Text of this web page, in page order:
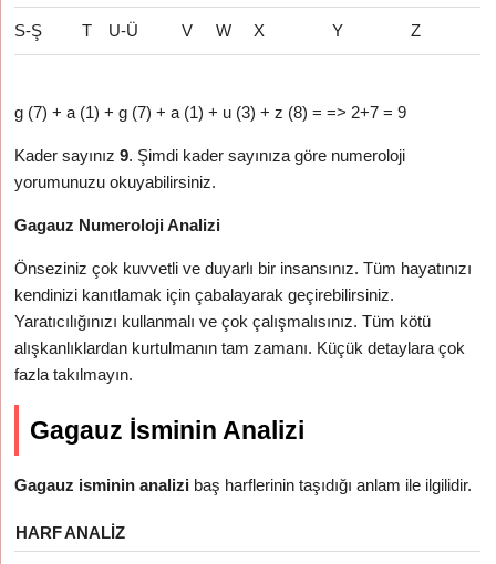
S-Ş T U-Ü V W X Y Z
g (7) + a (1) + g (7) + a (1) + u (3) + z (8) = => 2+7 = 9
Kader sayınız9. Şimdi kader sayınıza göre numeroloji
yorumunuzu okuyabilirsiniz.
Gagauz Numeroloji Analizi
Önseziniz çok kuvvetli ve duyarlı bir insansınız. Tüm hayatınızı
kendinizi kanıtlamak için çabalayarak geçirebilirsiniz.
Yaratıcılığınızı kullanmalı ve çok çalışmalısınız. Tüm kötü
alışkanlıklardan kurtulmanın tam zamanı. Küçük detaylara çok
fazla takılmayın.
Gagauz İsminin Analizi
Gagauz isminin analizi baş harflerinin taşıdığı anlam ile ilgilidir.
HARFANALIZ